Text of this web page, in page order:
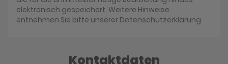
elektronisch gespeichert. Weitere Hinweise
entnehmen Sie bitte unserer Datenschutzerklärung.
Kontaktdaten